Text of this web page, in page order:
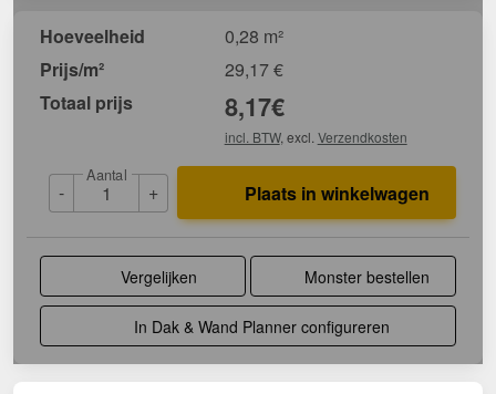
Hoeveelheid
0,28 m²
Prijs/m²
29,17€
Totaal prijs
8,17€
incl. BTW, excl. Verzendkosten
-
Aantal
+ Plaats in winkelwagen
Vergelijken Monster bestellen
In Dak & Wand Planner configureren